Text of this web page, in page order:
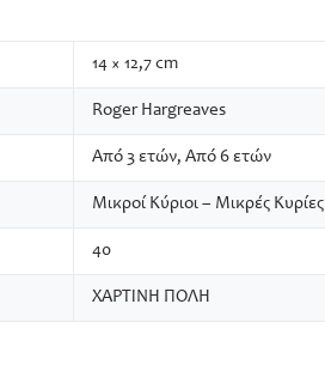
14 × 12,7 cm
Roger Hargreaves
Από 3 ετών, Από 6 ετών
Μικροί Κύριοι – Μικρές Κυρίες
40
ΧΑΡΤΙΝΗ ΠΟΛΗ